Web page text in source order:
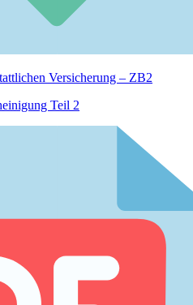
Versicherung – ZB2
Teil 2